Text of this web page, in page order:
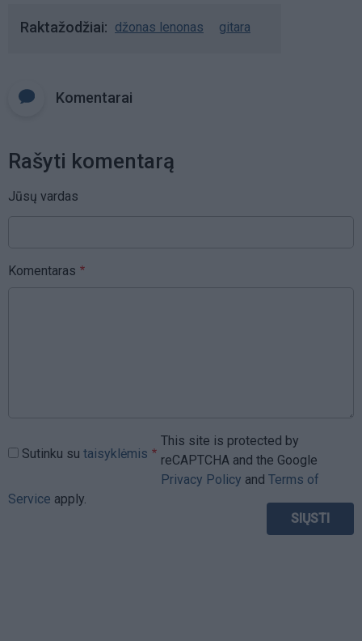
Raktažodžiai džonas lenonas gitara
Komentarai
Rašyti komentarą
Jūsų vardas
Komentaras
Sutinku su taisyklėmis
This site is protected by
reCAPTCHA and the Google
Privacy Policy and Terms of
Service apply.